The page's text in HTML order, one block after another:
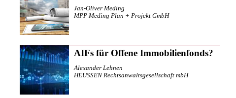
Jan-Oliver Meding
MPP Meding Plan + Projekt GmbH
AIFs für Offene Immobilienfonds?
Alexander Lehnen
HEUSSEN Rechtsanwaltsgesellschaft mbH